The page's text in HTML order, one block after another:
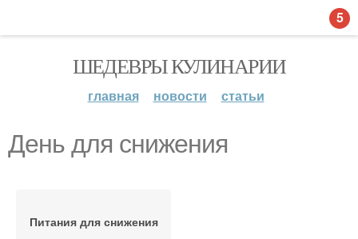
ШЕДЕВРЫ КУЛИНАРИИ
главная новости статьи
День для снижения
Питания для снижения
5